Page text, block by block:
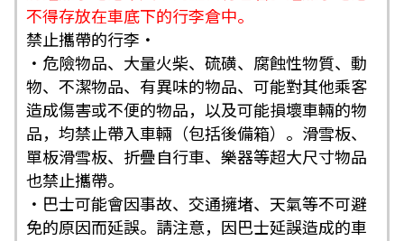
不得存放在車底下的行李倉中。
禁止攜帶的行李・
・危險物品、大量火柴、硫磺、腐蝕性物質、動
物、不潔物品、有異味的物品、可能對其他乘客
造成傷害或不便的物品，以及可能損壞車輛的物
品，均禁止帶入車輛（包括後備箱）。滑雪板、
單板滑雪板、折疊自行車、樂器等超大尺寸物品
也禁止攜帶。
・巴士可能會因事故、交通擁堵、天氣等不可避
免的原因而延誤。請注意，因巴士延誤造成的車